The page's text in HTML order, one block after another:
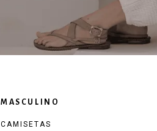
MASCULINO
CAMISETAS